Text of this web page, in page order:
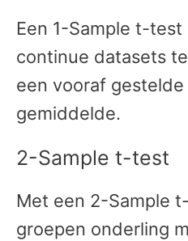
Een 1-Sample t-
continue datasets
een vooraf
gemiddelde.
2-Sample t-test
Met een 2-Sample
groepen onderling